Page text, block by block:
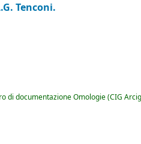
Tenconi.
di documentazione Omologie (CIG